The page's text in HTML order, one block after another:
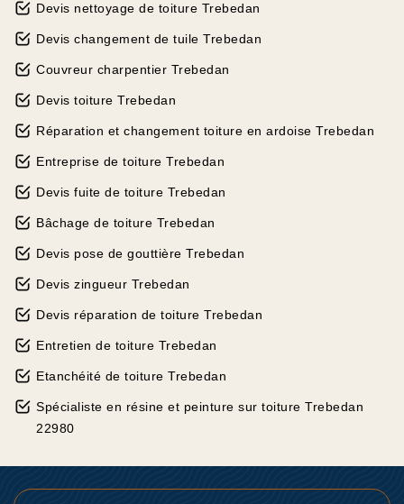
Devis nettoyage de toiture Trebedan
Devis changement de tuile Trebedan
Couvreur charpentier Trebedan
Devis toiture Trebedan
Réparation et changement toiture en ardoise Trebedan
Entreprise de toiture Trebedan
Devis fuite de toiture Trebedan
Bâchage de toiture Trebedan
Devis pose de gouttière Trebedan
Devis zingueur Trebedan
Devis réparation de toiture Trebedan
Entretien de toiture Trebedan
Etanchéité de toiture Trebedan
Spécialiste en résine et peinture sur toiture Trebedan
22980